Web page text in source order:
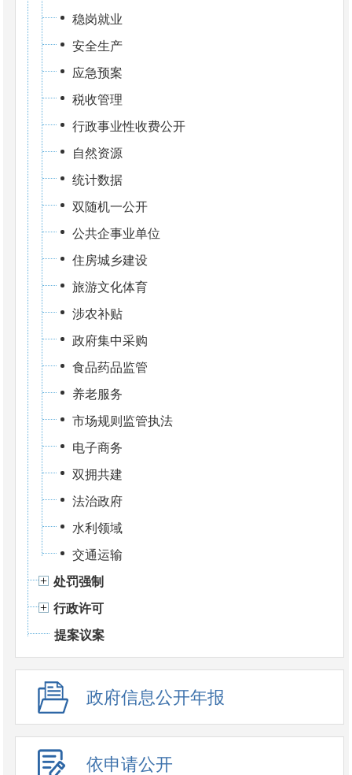
稳岗就业
安全生产
应急预案
税收管理
行政事业性收费公开
自然资源
统计数据
双随机一公开
公共企事业单位
住房城乡建设
旅游文化体育
涉农补贴
政府集中采购
食品药品监管
养老服务
市场规则监管执法
电子商务
双拥共建
法治政府
水利领域
交通运输
处罚强制
行政许可
提案议案
政府信息公开年报
依申请公开